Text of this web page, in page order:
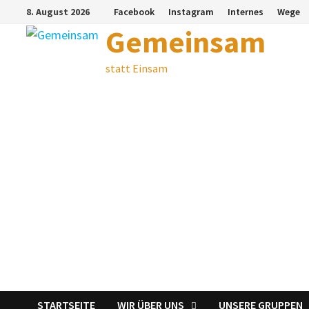
Inhalt
8. August 2026 Facebook Instagram Internes Wege
Gemeinsam
statt Einsam
STARTSEITE WIR ÜBER UNS UNSERE GRUPPEN